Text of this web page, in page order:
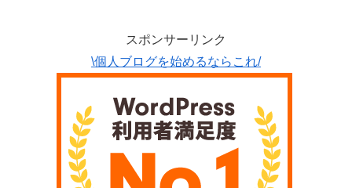
スポンサーリンク
\個人ブログを始めるならこれ/